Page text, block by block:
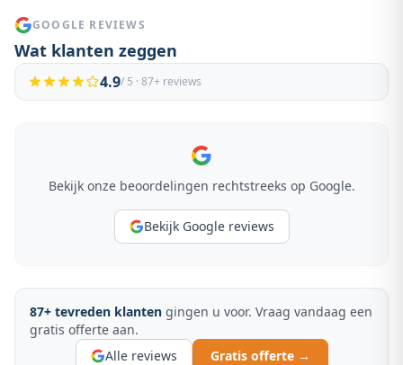
GOOGLE REVIEWS
Wat klanten zeggen
4.9/ 5 · 87+ reviews
Bekijk onze beoordelingen rechtstreeks op Google.
Bekijk Google reviews
87+ tevreden klanten gingen u voor. Vraag vandaag een
gratis offerte aan.
Alle reviews
Gratis offerte →